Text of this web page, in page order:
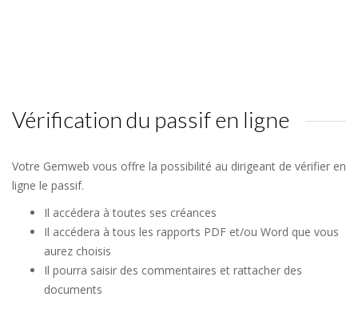
Vérification du passif en ligne
Votre Gemweb vous offre la possibilité au dirigeant de vérifier en
ligne le passif.
Il accédera à toutes ses créances
Il accédera à tous les rapports PDF et/ou Word que vous
aurez choisis
Il pourra saisir des commentaires et rattacher des
documents